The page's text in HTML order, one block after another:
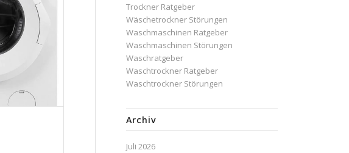
Trockner Ratgeber
Wäschetrockner Störungen
Waschmaschinen Ratgeber
Waschmaschinen Störungen
Waschratgeber
Waschtrockner Ratgeber
Waschtrockner Störungen
Archiv
Juli 2026